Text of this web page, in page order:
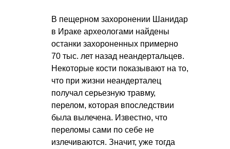
В пещерном захоронении Шанидар
в Ираке археологами найдены
останки захороненных примерно
70 тыс. лет назад неандертальцев.
Некоторые кости показывают на то,
что при жизни неандерталец
получал серьезную травму,
перелом, которая впоследствии
была вылечена. Известно, что
переломы сами по себе не
излечиваются. Значит, уже тогда